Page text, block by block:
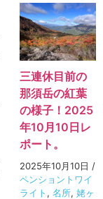
三連休目前の
那須岳の紅葉
の様子！2025
年10月10日レ
ポート。
2025年10月10日 /
ペンショントワイ
ライト ,名所,姥ヶ